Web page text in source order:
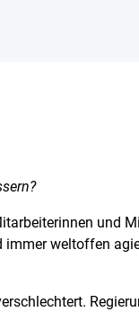
und
immer weltoffen